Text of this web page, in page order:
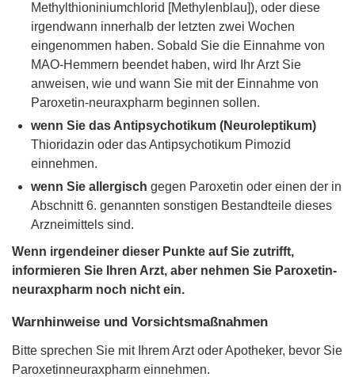
Methylthioniniumchlorid [Methylenblau]), oder diese
irgendwann innerhalb der letzten zwei Wochen
eingenommen haben. Sobald Sie die Einnahme von
MAO-Hemmern beendet haben, wird Ihr Arzt Sie
anweisen, wie und wann Sie mit der Einnahme von
Paroxetin-neuraxpharm beginnen sollen.
wenn Sie das Antipsychotikum (Neuroleptikum)
Thioridazin oder das Antipsychotikum Pimozid
einnehmen.
wenn Sie allergisch gegen Paroxetin oder einen der in
Abschnitt 6. genannten sonstigen Bestandteile dieses
Arzneimittels sind.
Wenn irgendeiner dieser Punkte auf Sie zutrifft,
informieren Sie Ihren Arzt, aber nehmen Sie Paroxetin-
neuraxpharm noch nicht ein.
Warnhinweise und Vorsichtsmaßnahmen
Bitte sprechen Sie mit Ihrem Arzt oder Apotheker, bevor Sie
Paroxetinneuraxpharm einnehmen.